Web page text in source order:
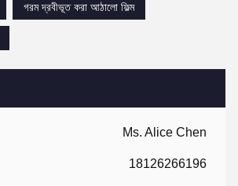
Ms. Alice Chen
18126266196
গরম দ্রবীভূত করা আঠালো ফিল্ম